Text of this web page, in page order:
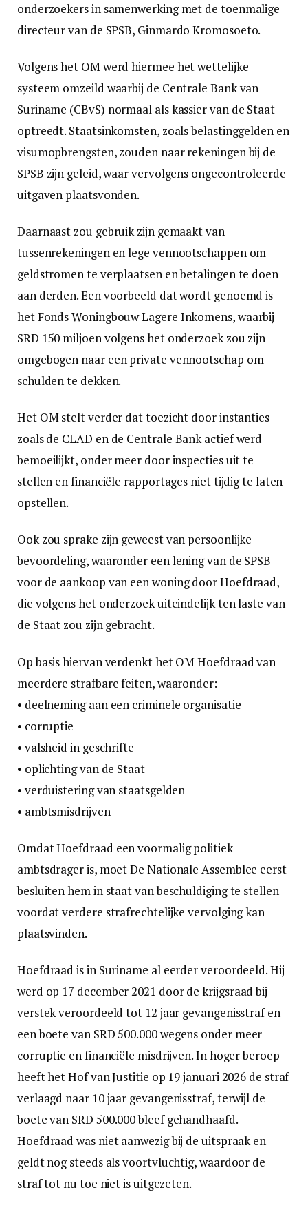
onderzoekers in samenwerking met de toenmalige
directeur van de SPSB, Ginmardo Kromosoeto.
Volgens het OM werd hiermee het wettelijke
systeem omzeild waarbij de Centrale Bank van
Suriname (CBvS) normaal als kassier van de Staat
optreedt. Staatsinkomsten, zoals belastinggelden en
visumopbrengsten, zouden naar rekeningen bij de
SPSB zijn geleid, waar vervolgens ongecontroleerde
uitgaven plaatsvonden.
Daarnaast zou gebruik zijn gemaakt van
tussenrekeningen en lege vennootschappen om
geldstromen te verplaatsen en betalingen te doen
aan derden. Een voorbeeld dat wordt genoemd is
het Fonds Woningbouw Lagere Inkomens, waarbij
SRD 150 miljoen volgens het onderzoek zou zijn
omgebogen naar een private vennootschap om
schulden te dekken.
Het OM stelt verder dat toezicht door instanties
zoals de CLAD en de Centrale Bank actief werd
bemoeilijkt, onder meer door inspecties uit te
stellen en financiële rapportages niet tijdig te laten
opstellen.
Ook zou sprake zijn geweest van persoonlijke
bevoordeling, waaronder een lening van de SPSB
voor de aankoop van een woning door Hoefdraad,
die volgens het onderzoek uiteindelijk ten laste van
de Staat zou zijn gebracht.
Op basis hiervan verdenkt het OM Hoefdraad van
meerdere strafbare feiten, waaronder:
• deelneming aan een criminele organisatie
• corruptie
• valsheid in geschrifte
• oplichting van de Staat
• verduistering van staatsgelden
• ambtsmisdrijven
Omdat Hoefdraad een voormalig politiek
ambtsdrager is, moet De Nationale Assemblee eerst
besluiten hem in staat van beschuldiging te stellen
voordat verdere strafrechtelijke vervolging kan
plaatsvinden.
Hoefdraad is in Suriname al eerder veroordeeld. Hij
werd op 17 december 2021 door de krijgsraad bij
verstek veroordeeld tot 12 jaar gevangenisstraf en
een boete van SRD 500.000 wegens onder meer
corruptie en financiële misdrijven. In hoger beroep
heeft het Hof van Justitie op 19 januari 2026 de straf
verlaagd naar 10 jaar gevangenisstraf, terwijl de
boete van SRD 500.000 bleef gehandhaafd.
Hoefdraad was niet aanwezig bij de uitspraak en
geldt nog steeds als voortvluchtig, waardoor de
straf tot nu toe niet is uitgezeten.